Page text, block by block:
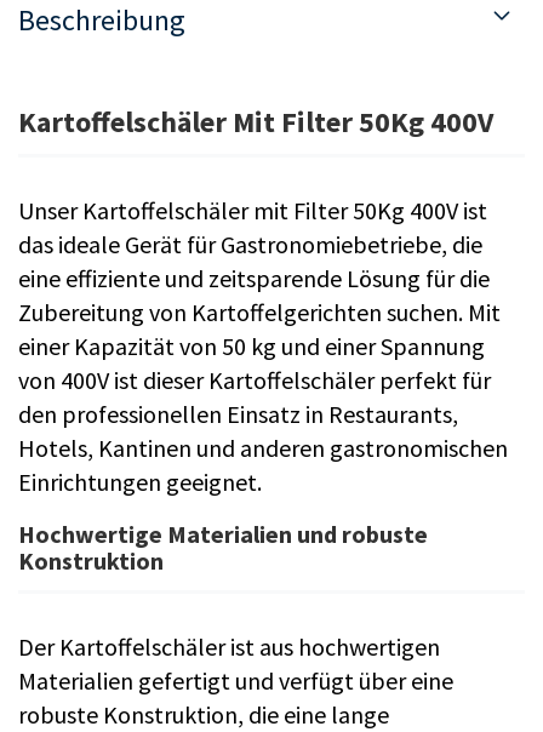
Beschreibung
Kartoffelschäler Mit Filter 50Kg 400V
Unser Kartoffelschäler mit Filter 50Kg 400V ist
das ideale Gerät für Gastronomiebetriebe, die
eine effiziente und zeitsparende Lösung für die
Zubereitung von Kartoffelgerichten suchen. Mit
einer Kapazität von 50 kg und einer Spannung
von 400V ist dieser Kartoffelschäler perfekt für
den professionellen Einsatz in Restaurants,
Hotels, Kantinen und anderen gastronomischen
Einrichtungen geeignet.
Hochwertige Materialien und robuste
Konstruktion
Der Kartoffelschäler ist aus hochwertigen
Materialien gefertigt und verfügt über eine
robuste Konstruktion, die eine lange